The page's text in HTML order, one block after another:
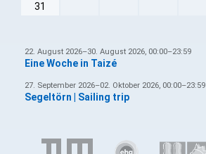
31
22. August 2026–30. August 2026, 00:00–23:59
Eine Woche in Taizé
27. September 2026–02. Oktober 2026, 00:00–23:59
Segeltörn | Sailing trip